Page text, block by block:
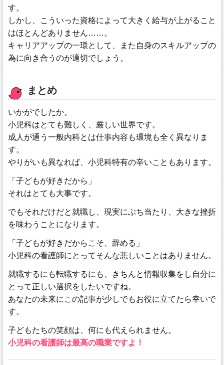
す。
しかし、こういった資格によって大きく給与が上がること
はほとんどありません……。
キャリアアップの一環として、また自身のスキルアップの
為に向き合うのが適切でしょう。
まとめ
いかがでしたか。
小児科はとても難しく、厳しい世界です。
成人が通う一般内科とは仕事内容も環境も全く異なりま
す。
やりがいも異なれば、小児科特有の辛いこともあります。
「子どもが好きだから」
それはとても大事です。
でもそれだけだと就職し、現実にぶち当たり、大きな挫折
を味わうことになります。
「子どもが好きだからこそ、辞める」
小児科の看護師にとってそんな悲しいことはありません。
就職するにも転職するにも、きちんと情報収集をし自分に
とって正しい選択をしたいですね。
あなたの未来にこの記事が少しでもお役に立てたら幸いで
す。
子どもたちの笑顔は、何にも代えられません。
小児科の看護師は最高の職業ですよ！